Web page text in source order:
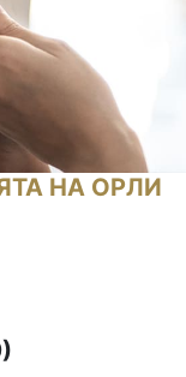
НА ОРЛИ